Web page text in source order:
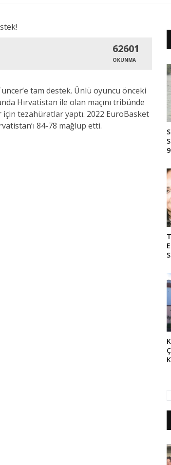
62601
OKUNMA
tam destek. Ünlü oyuncu önceki
Hırvatistan ile olan maçını tribünde
tezahüratlar yaptı. 2022 EuroBasket
84-78 mağlup etti.